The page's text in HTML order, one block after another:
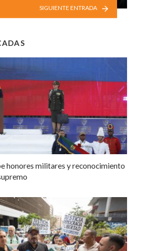
SIGUIENTE ENTRADA
honores militares y reconocimiento